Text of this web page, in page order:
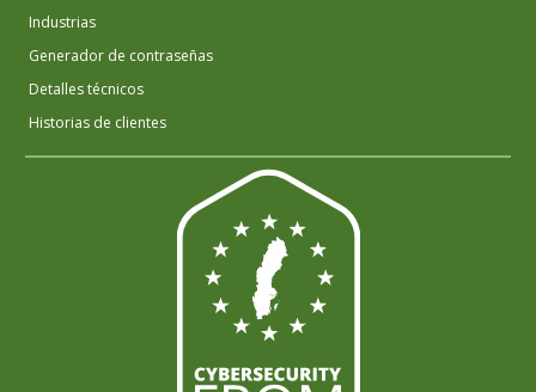
Industrias
Generador de contraseñas
Detalles técnicos
Historias de clientes